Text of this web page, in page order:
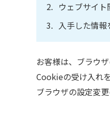
ウェブサイ
入手した情報
お客様は、ブラウ
Cookieの受け入れ
ブラウザの設定変